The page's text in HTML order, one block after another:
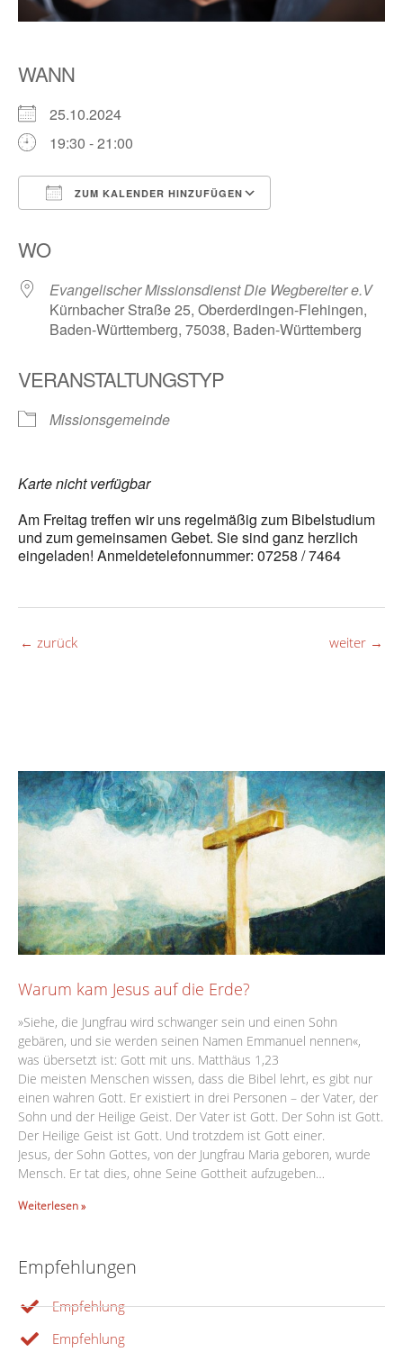
WANN
25.10.2024
19:30 - 21:00
ZUM KALENDER HINZUFÜGEN
WO
Evangelischer Missionsdienst Die Wegbereiter e.V
Kürnbacher Straße 25, Oberderdingen-Flehingen,
Baden-Württemberg, 75038, Baden-Württemberg
VERANSTALTUNGSTYP
Missionsgemeinde
Karte nicht verfügbar
Am Freitag treffen wir uns regelmäßig zum Bibelstudium
und zum gemeinsamen Gebet. Sie sind ganz herzlich
eingeladen! Anmeldetelefonnummer: 07258 / 7464
← zurück weiter →
Warum kam Jesus auf die Erde?
»Siehe, die Jungfrau wird schwanger sein und einen Sohn
gebären, und sie werden seinen Namen Emmanuel nennen«,
was übersetzt ist: Gott mit uns. Matthäus 1,23
Die meisten Menschen wissen, dass die Bibel lehrt, es gibt nur
einen wahren Gott. Er existiert in drei Personen – der Vater, der
Sohn und der Heilige Geist. Der Vater ist Gott. Der Sohn ist Gott.
Der Heilige Geist ist Gott. Und trotzdem ist Gott einer.
Jesus, der Sohn Gottes, von der Jungfrau Maria geboren, wurde
Mensch. Er tat dies, ohne Seine Gottheit aufzugeben…
Weiterlesen »
Empfehlungen
Empfehlung
Empfehlung